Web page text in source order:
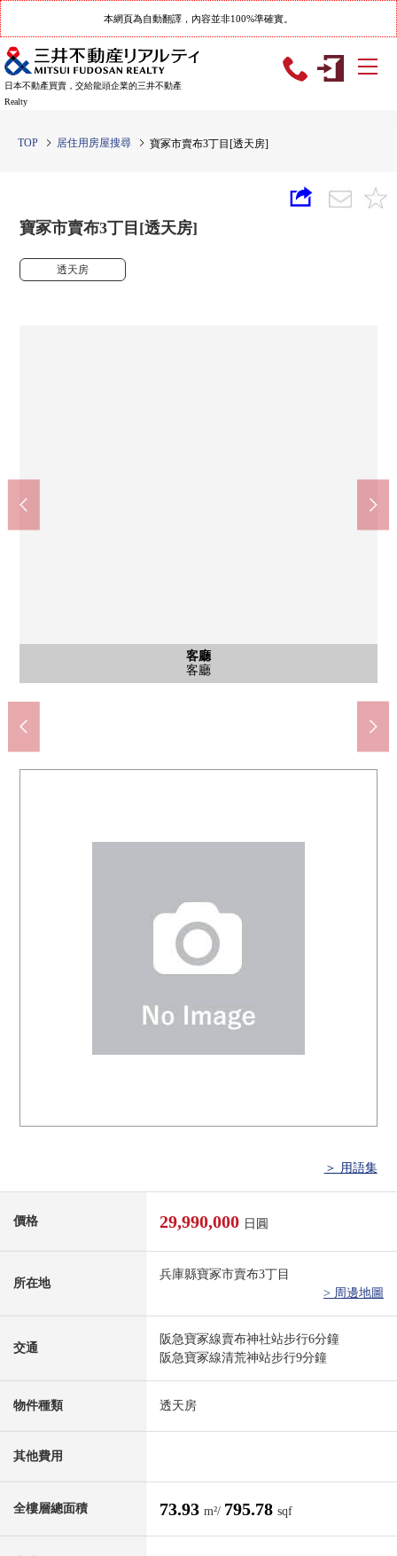
本網頁為自動翻譯，內容並非100%準確實。
日本不動產買賣，交給龍頭企業的三井不動產
Realty
TOP 居住用房屋搜尋 寶冢市賣布3丁目[透天房]
寶冢市賣布3丁目[透天房]
透天房
客廳
客廳
外觀
外觀
廚房
廚房
洗臉
洗臉
公共汽車
浴室
廁所
1樓廁所
客廳
客廳
客廳
客廳
客廳
客廳
客廳
客廳
廁所
2樓廁所
客廳
西式房間(約6張塌塌米)※在平面圖上
室內
西式房間(約6張塌塌米)※在平面圖上
室內
西式房間(約6張塌塌米)※平面圖下邊
室內
西式房間(約6張塌塌米)※平面圖下邊
室內
西式房間(約5.5張塌塌米)
室內
西式房間(約5.5張塌塌米)
陽台
陽台
門口
門口
＞ 用語集
價格 29,990,000 日圓
所在地
兵庫縣寶冢市賣布3丁目
> 周邊地圖
交通
阪急寶冢線賣布神社站步行6分鐘
阪急寶冢線清荒神站步行9分鐘
物件種類 透天房
其他費用
全樓層總面積 73.93 m²/ 795.78 sqf